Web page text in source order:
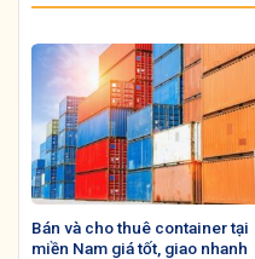
Bán và cho thuê container tại
miền Nam giá tốt, giao nhanh